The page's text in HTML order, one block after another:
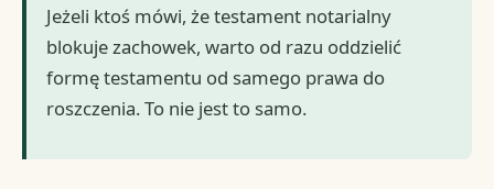
Jeżeli ktoś mówi, że testament notarialny
blokuje zachowek, warto od razu oddzielić
formę testamentu od samego prawa do
roszczenia. To nie jest to samo.